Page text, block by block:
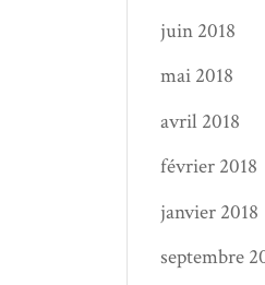
juin 2018
mai 2018
avril 2018
février 2018
janvier 2018
septembre